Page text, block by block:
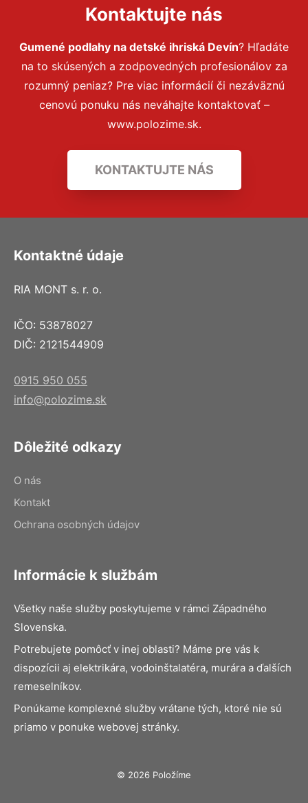
Kontaktujte nás
Gumené podlahy na detské ihriská Devín? Hľadáte
na to skúsených a zodpovedných profesionálov za
rozumný peniaz? Pre viac informácií či nezáväznú
cenovú ponuku nás neváhajte kontaktovať –
www.polozime.sk.
KONTAKTUJTE NÁS
Kontaktné údaje
RIA MONT s. r. o.
IČO: 53878027
DIČ: 2121544909
0915 950 055
info@polozime.sk
Dôležité odkazy
O nás
Kontakt
Ochrana osobných údajov
Informácie k službám
Všetky naše služby poskytujeme v rámci Západného
Slovenska.
Potrebujete pomôcť v inej oblasti? Máme pre vás k
dispozícii aj elektrikára, vodoinštalatéra, murára a ďalších
remeselníkov.
Ponúkame komplexné služby vrátane tých, ktoré nie sú
priamo v ponuke webovej stránky.
© 2026 Položíme